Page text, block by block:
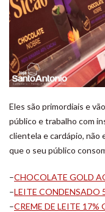
Eles são primordiais e
público e trabalho com
clientela e cardápio, não
que o seu público
–CHOCOLATE GOLD
–LEITE CONDENSADO
–CREME DE LEITE